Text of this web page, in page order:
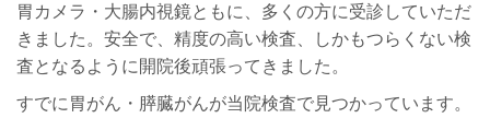
胃カメラ・大腸内視鏡ともに、多くの方に受診していただ
きました。安全で、精度の高い検査、しかもつらくない検
査となるように開院後頑張ってきました。
すでに胃がん・膵臓がんが当院検査で見つかっています。